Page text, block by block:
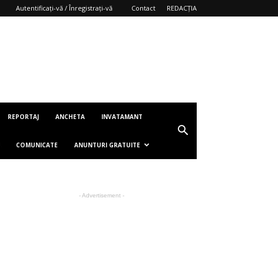
Autentificați-vă / Înregistrați-vă Contact REDACȚIA
REPORTAJ ANCHETA INVATAMANT
COMUNICATE ANUNTURI GRATUITE
- Advertisement -